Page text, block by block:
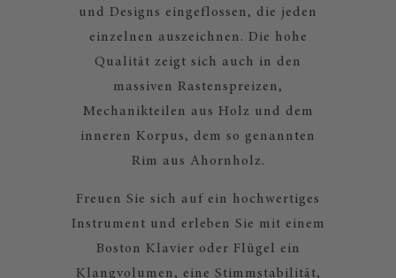
und Designs eingeflossen, die jeden
einzelnen auszeichnen. Die hohe
Qualität zeigt sich auch in den
massiven Rastenspreizen,
Mechanikteilen aus Holz und dem
inneren Korpus, dem so genannten
Rim aus Ahornholz.
Freuen Sie sich auf ein hochwertiges
Instrument und erleben Sie mit einem
Boston Klavier oder Flügel ein
Klangvolumen, eine Stimmstabilität,